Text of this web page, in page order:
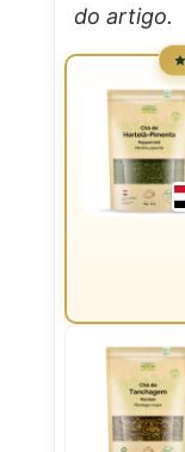
do artigo.